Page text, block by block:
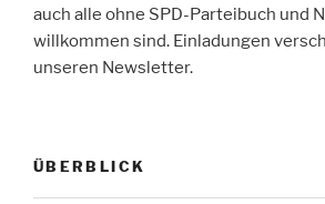
auch alle ohne SPD-Parteibuch und
willkommen sind. Einladungen
unseren Newsletter.
ÜBERBLICK